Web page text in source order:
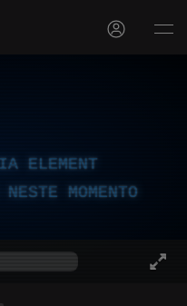
ELEMENT
MOMENTO